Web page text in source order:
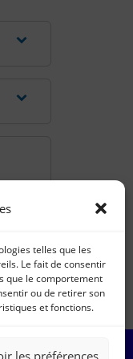
telles que les
Le fait de consentir
que le comportement
ou de retirer son
et fonctions.
les préférences